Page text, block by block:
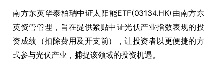
南方东英华泰柏瑞中证太阳能ETF(03134.HK)由南方东
英资管管理，旨在提供紧贴中证光伏产业指数表现的投
资成绩（扣除费用及开支前），让投资者以更便捷的方
式参与光伏产业，捕捉该领域的投资机遇。